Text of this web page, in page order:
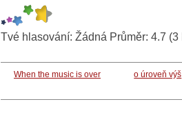
Tvé hlasování: Žádná Průměr: 4.7 (3
When the music is over o úroveň výš